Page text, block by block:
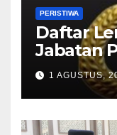
PERISTIWA
Daftar
Jabatan
Jajaran
1 AGUSTUS,